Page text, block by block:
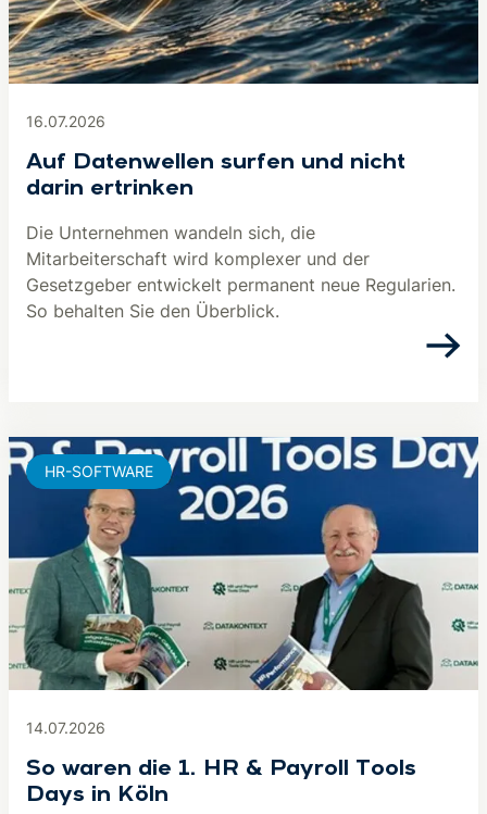
16.07.2026
Auf Datenwellen surfen und nicht
darin ertrinken
Die Unternehmen wandeln sich, die
Mitarbeiterschaft wird komplexer und der
Gesetzgeber entwickelt permanent neue Regularien.
So behalten Sie den Überblick.
14.07.2026
So waren die 1. HR & Payroll Tools
Days in Köln
HR-SOFTWARE